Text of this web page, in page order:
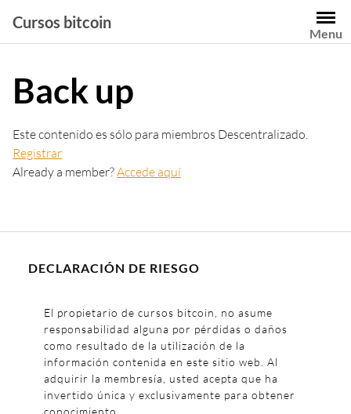
contenido
Cursos bitcoin
Menu
Back up
Este contenido es sólo para miembros Descentralizado.
Registrar
Already a member?Accede aquí
DECLARACIÓN DE RIESGO
El propietario de cursos bitcoin, no asume
responsabilidad alguna por pérdidas o daños
como resultado de la utilización de la
información contenida en este sitio web. Al
adquirir la membresía, usted acepta que ha
invertido única y exclusivamente para obtener
conocimiento.